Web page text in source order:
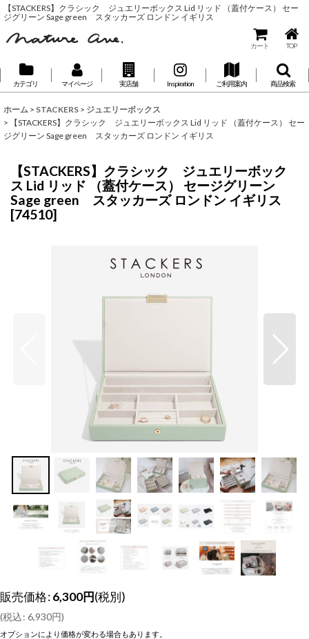
【STACKERS】クラシック ジュエリーボックス Lid リッド （蓋付ケース） セー
ジグリーン Sage green スタッカーズ ロンドン イギリス
カート TOP
カテゴリ マイページ 実店舗 Inspiration ご利用案内 商品検索
ホーム > STACKERS > ジュエリーボックス
>
【STACKERS】クラシック ジュエリーボックス Lid リッド （蓋付ケース） セー
ジグリーン Sage green スタッカーズ ロンドン イギリス
【STACKERS】クラシック ジュエリーボック
ス Lid リッド （蓋付ケース） セージグリーン
Sage green スタッカーズ ロンドン イギリス
[74510]
販売価格:6,300円(税別)
(税込: 6,930円)
オプションにより価格が変わる場合もあります。